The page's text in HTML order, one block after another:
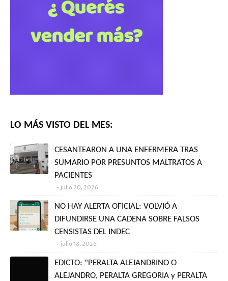
LO MÁS VISTO DEL MES:
CESANTEARON A UNA ENFERMERA TRAS
SUMARIO POR PRESUNTOS MALTRATOS A
PACIENTES
julio 20, 2026
NO HAY ALERTA OFICIAL: VOLVIÓ A
DIFUNDIRSE UNA CADENA SOBRE FALSOS
CENSISTAS DEL INDEC
julio 18, 2026
EDICTO: "PERALTA ALEJANDRINO O
ALEJANDRO, PERALTA GREGORIA y PERALTA